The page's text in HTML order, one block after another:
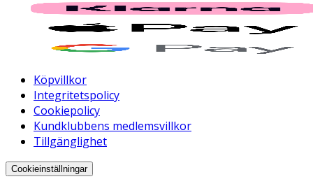
Köpvillkor
Integritetspolicy
Cookiepolicy
Kundklubbens medlemsvillkor
Tillgänglighet
Cookieinställningar